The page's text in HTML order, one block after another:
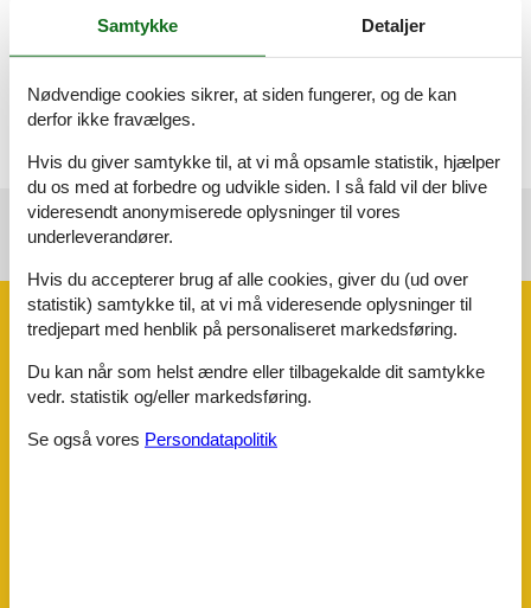
køkken. Opholdsrummet har vinduer mod nord
(parkeringsplads) og mod øst (åbne vidder), med endnu en lille
terrasse. Med til lejen hører forbrug af el og vand, slutrengøring
OEKO-TEX STANDARD 100 mærkede.
Se nabo emner
Faciliteter
DISTANCE
DISTANCE_FISHING
Samtykke Detaljer
Nødvendige cookies sikrer, at siden fungerer, og de kan
derfor ikke fravælges.
Hvis du giver samtykke til, at vi må opsamle statistik, hjælper
du os med at forbedre og udvikle siden. I så fald vil der blive
videresendt anonymiserede oplysninger til vores
underleverandører.
Hvis du accepterer brug af alle cookies, giver du (ud over
statistik) samtykke til, at vi må videresende oplysninger til
tredjepart med henblik på personaliseret markedsføring.
Du kan når som helst ændre eller tilbagekalde dit samtykke
vedr. statistik og/eller markedsføring.
Se også vores Persondatapolitik